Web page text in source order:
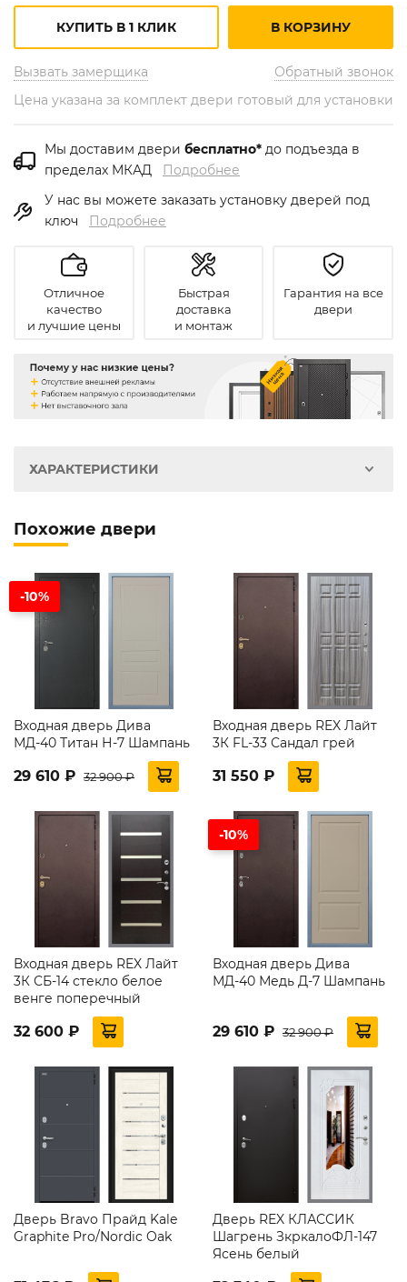
Вызвать замерщика Обратный звонок
КУПИТЬ В 1 КЛИК В КОРЗИНУ
Цена указана за комплект двери готовый для установки
Мы доставим двери бесплатно* до подъезда в
пределах МКАД Подробнее
У нас вы можете заказать установку дверей под
ключ Подробнее
Отличное
качество
и лучшие цены
Быстрая
доставка
и монтаж
Гарантия на все
двери
ХАРАКТЕРИСТИКИ
Похожие двери
-10%
Входная дверь Дива
МД-40 Титан Н-7 Шампань
29 610 ₽ 32 900 ₽
Входная дверь REX Лайт
3К FL-33 Сандал грей
31 550 ₽
Входная дверь REX Лайт
3К СБ-14 стекло белое
венге поперечный
32 600 ₽
-10%
Входная дверь Дива
МД-40 Медь Д-7 Шампань
29 610 ₽ 32 900 ₽
Дверь Bravo Прайд Kale
Graphite Pro/Nordic Oak
Дверь REX КЛАССИК
Шагрень ЗкркалоФЛ-147
Ясень белый